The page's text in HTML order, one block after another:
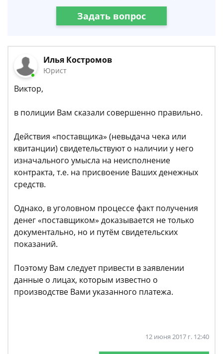
Задать вопрос
Илья Костромов
Юрист
Виктор,
в полиции Вам сказали совершенно правильно.
Действия «поставщика» (невыдача чека или
квитанции) свидетельствуют о наличии у него
изначального умысла на неисполнение
контракта, т.е. на присвоение Ваших денежных
средств.
Однако, в уголовном процессе факт получения
денег «поставщиком» доказывается не только
документально, но и путём свидетельских
показаний.
Поэтому Вам следует привести в заявлении
данные о лицах, которым известно о
производстве Вами указанного платежа.
12 июня 2017 г. 12:40